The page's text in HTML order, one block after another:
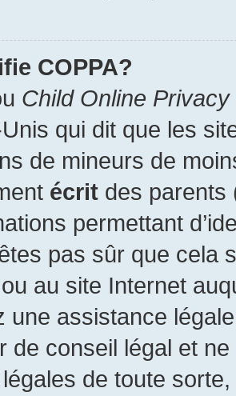
COPPA?
Child Online
qui dit que les
de mineurs de
écrit des parents
permettant
pas sûr que cela
au site Internet
une assistance
de conseil légal et
de toute